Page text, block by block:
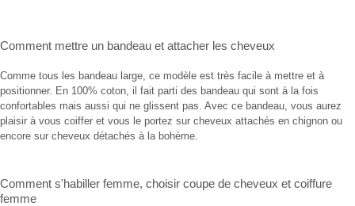
Comment mettre un bandeau et attacher les cheveux
Comme tous les bandeau large, ce modèle est très facile à mettre et à
positionner. En 100% coton, il fait parti des bandeau qui sont à la fois
confortables mais aussi qui ne glissent pas. Avec ce bandeau, vous aurez
plaisir à vous coiffer et vous le portez sur cheveux attachés en chignon ou
encore sur cheveux détachés à la bohème.
Comment s'habiller femme, choisir coupe de cheveux et coiffure
femme